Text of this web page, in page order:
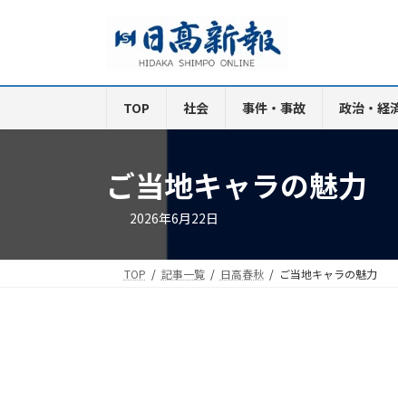
TOP 社会 事件・事故 政治・経
ご当地キャラの魅力
2026年6月22日
TOP 記事一覧 日高春秋 ご当地キャラの魅力